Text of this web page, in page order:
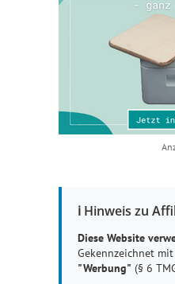
ℹ️ Hinweis zu
Diese Website
Gekennzeichnet mit
"Werbung" (§ 6